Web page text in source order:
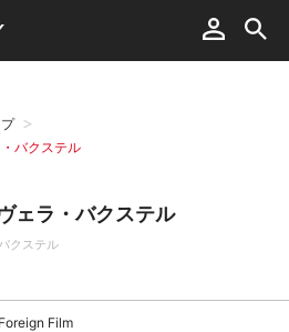
バクステル
ェラ・バクステル
クステル
Film